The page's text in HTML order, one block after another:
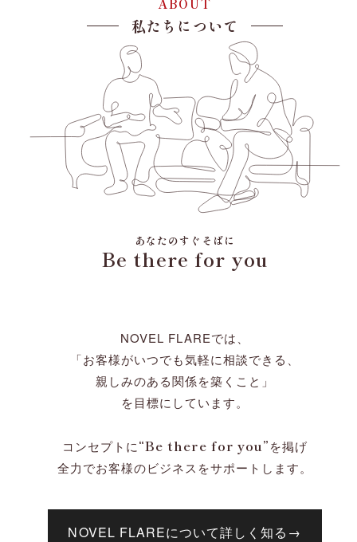
ABOUT
私たちについて
あなたのすぐそばに
Be there for you
NOVEL FLAREでは、
「お客様がいつでも気軽に相談できる、
親しみのある関係を築くこと」
を目標にしています。
コンセプトに“Be there for you”を掲げ
全力でお客様のビジネスをサポートします。
NOVEL FLAREについて詳しく知る →